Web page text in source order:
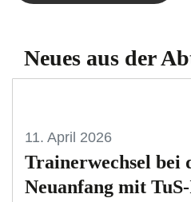
Neues aus der
11. April 2026
Trainerwechsel bei
Neuanfang mit